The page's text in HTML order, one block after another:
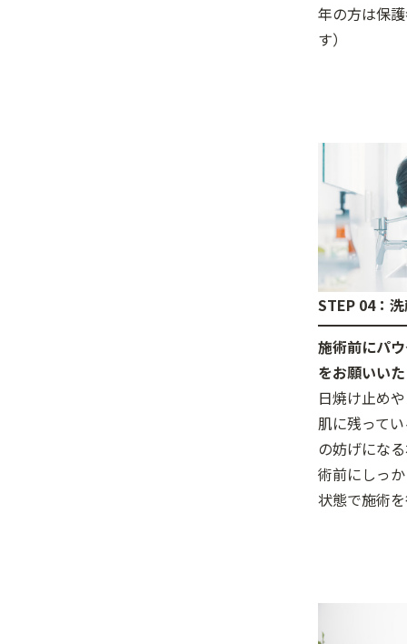
年の方は保
す）
STEP 04：
施術前にパ
をお願いい
日焼け止め
肌に残って
の妨げにな
術前にしっ
状態で施術